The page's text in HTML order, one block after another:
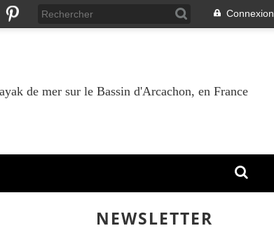
Connexion
de mer sur le Bassin d'Arcachon, en France
NEWSLETTER